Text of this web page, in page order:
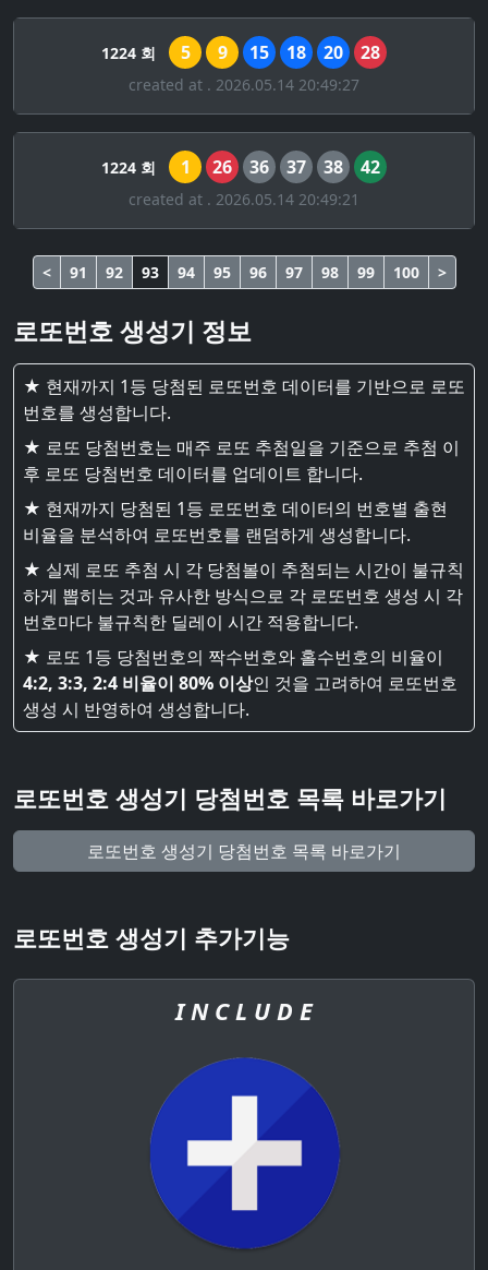
1224 회 5 9 15 18 20 28
created at . 2026.05.14 20:49:27
1224 회 1 26 36 37 38 42
created at . 2026.05.14 20:49:21
< 91 92 93 94 95 96 97 98 99 100 >
로또번호 생성기 정보
★ 현재까지 1등 당첨된 로또번호 데이터를 기반으로 로또
번호를 생성합니다.
★ 로또 당첨번호는 매주 로또 추첨일을 기준으로 추첨 이
후 로또 당첨번호 데이터를 업데이트 합니다.
★ 현재까지 당첨된 1등 로또번호 데이터의 번호별 출현
비율을 분석하여 로또번호를 랜덤하게 생성합니다.
★ 실제 로또 추첨 시 각 당첨볼이 추첨되는 시간이 불규칙
하게 뽑히는 것과 유사한 방식으로 각 로또번호 생성 시 각
번호마다 불규칙한 딜레이 시간 적용합니다.
★ 로또 1등 당첨번호의 짝수번호와 홀수번호의 비율이
4:2, 3:3, 2:4 비율이 80% 이상인 것을 고려하여 로또번호
생성 시 반영하여 생성합니다.
로또번호 생성기 당첨번호 목록 바로가기
로또번호 생성기 당첨번호 목록 바로가기
로또번호 생성기 추가기능
I N C L U D E